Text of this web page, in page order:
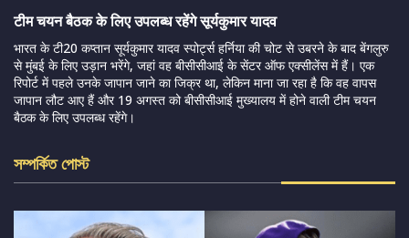
टीम चयन बैठक के लिए उपलब्ध रहेंगे सूर्यकुमार यादव
भारत के टी20 कप्तान सूर्यकुमार यादव स्पोर्ट्स हर्निया की चोट से उबरने के बाद बेंगलुरु
से मुंबई के लिए उड़ान भरेंगे, जहां वह बीसीसीआई के सेंटर ऑफ एक्सीलेंस में हैं। एक
रिपोर्ट में पहले उनके जापान जाने का जिक्र था, लेकिन माना जा रहा है कि वह वापस
जापान लौट आए हैं और 19 अगस्त को बीसीसीआई मुख्यालय में होने वाली टीम चयन
बैठक के लिए उपलब्ध रहेंगे।
সম্পর্কিত পোস্ট